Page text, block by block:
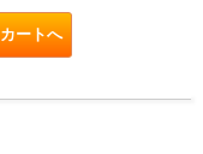
カートへ